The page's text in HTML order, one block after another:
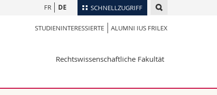
SCHNELLZUGRIFF
Personenverzeichnis
Bibliotheken
Vorlesungsverzeichnis
FR DE
STUDIENINTERESSIERTE ALUMNI IUS FRILEX
Rechtswissenschaftliche Fakultät